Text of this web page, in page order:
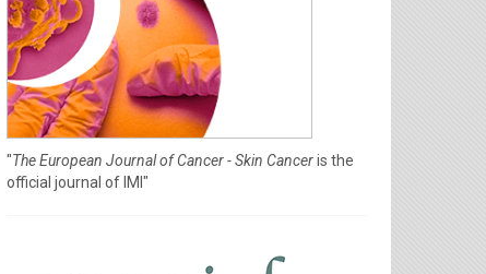
"The European Journal of Cancer - Skin Canceris the
official journal of IMI"